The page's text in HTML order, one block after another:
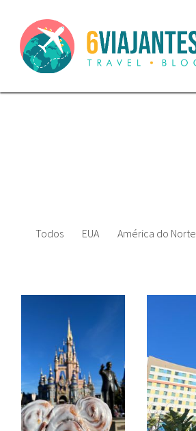
Todos EUA América do Norte